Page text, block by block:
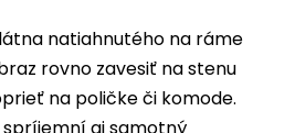
natiahnutého na ráme
rovno zavesiť na stenu
na poličke či komode.